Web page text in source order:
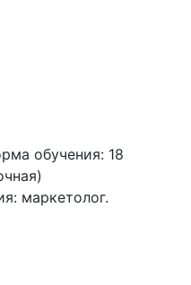
обучения: 18
маркетолог.